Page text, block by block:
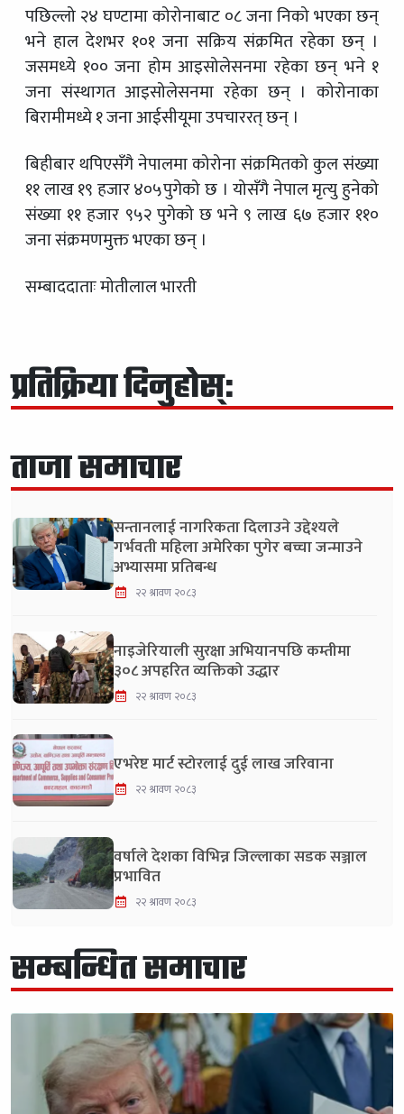
पछिल्लो २४ घण्टामा कोरोनाबाट ०८ जना निको भएका छन्
भने हाल देशभर १०१ जना सक्रिय संक्रमित रहेका छन् ।
जसमध्‍ये १०० जना होम आइसोलेसनमा रहेका छन् भने १
जना संस्थागत आइसोलेसनमा रहेका छन् । कोरोनाका
बिरामीमध्ये १ जना आईसीयूमा उपचाररत् छन् ।
बिहीबार थपिएसँगै नेपालमा कोरोना संक्रमितको कुल संख्या
११ लाख १९ हजार ४०५पुगेको छ । योसँगै नेपाल मृत्‍यु हुनेको
संख्या ११ हजार ९५२ पुगेको छ भने ९ लाख ६७ हजार ११०
जना संक्रमणमुक्त भएका छन् ।
सम्बाददाताः मोतीलाल भारती
प्रतिक्रिया दिनुहोस्:
ताजा समाचार
सन्तानलाई नागरिकता दिलाउने उद्देश्यले
गर्भवती महिला अमेरिका पुगेर बच्चा जन्माउने
अभ्यासमा प्रतिबन्ध
२२ श्रावण २०८३
नाइजेरियाली सुरक्षा अभियानपछि कम्तीमा
३०८ अपहरित व्यक्तिको उद्धार
२२ श्रावण २०८३
एभरेष्ट मार्ट स्टोरलाई दुई लाख जरिवाना
२२ श्रावण २०८३
वर्षाले देशका विभिन्न जिल्लाका सडक सञ्जाल
प्रभावित
२२ श्रावण २०८३
सम्बन्धित समाचार